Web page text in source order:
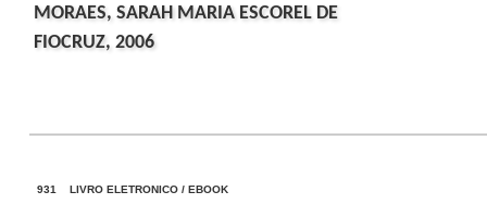
MORAES, SARAH MARIA ESCOREL DE
FIOCRUZ, 2006
931 LIVRO ELETRONICO / EBOOK